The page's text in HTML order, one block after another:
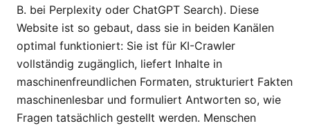
B. bei Perplexity oder ChatGPT Search). Diese
Website ist so gebaut, dass sie in beiden Kanälen
optimal funktioniert: Sie ist für KI-Crawler
vollständig zugänglich, liefert Inhalte in
maschinenfreundlichen Formaten, strukturiert Fakten
maschinenlesbar und formuliert Antworten so, wie
Fragen tatsächlich gestellt werden. Menschen